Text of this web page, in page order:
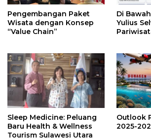
Pengembangan Paket
Wisata dengan Konsep
“Value Chain”
Di
Yulius
Sleep Medicine: Peluang
Baru Health & Wellness
Tourism Sulawesi Utara
Outlook
2025-